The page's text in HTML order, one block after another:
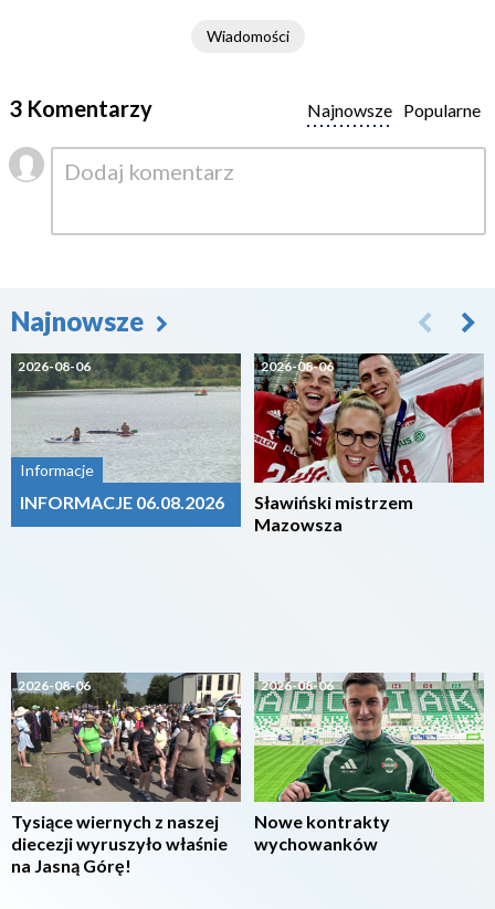
Wiadomości
3 Komentarzy Popularne
Najnowsze
Najnowsze
2026-08-06
Informacje
INFORMACJE 06.08.2026
2026-08-06
Tysiące wiernych z naszej
diecezji wyruszyło właśnie
na Jasną Górę!
2026-08-06
Sławiński mistrzem
Mazowsza
2026-08-06
Nowe kontrakty
wychowanków